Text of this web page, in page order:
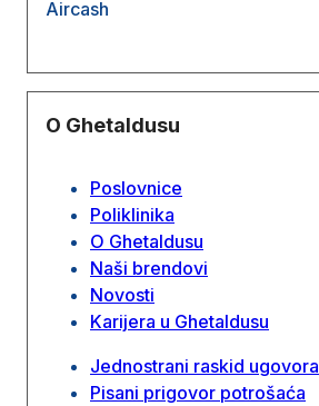
Aircash
O Ghetaldusu
Poslovnice
Poliklinika
O Ghetaldusu
Naši brendovi
Novosti
Karijera u Ghetaldusu
Jednostrani raskid ugovora
Pisani prigovor potrošaća